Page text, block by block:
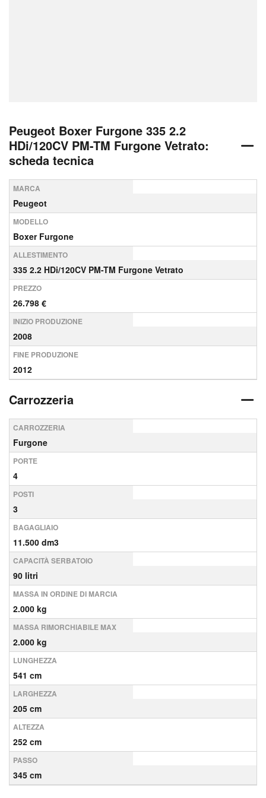
Peugeot Boxer Furgone 335 2.2
HDi/120CV PM-TM Furgone Vetrato:
scheda tecnica
MARCA
Peugeot
MODELLO
Boxer Furgone
ALLESTIMENTO
335 2.2 HDi/120CV PM-TM Furgone Vetrato
PREZZO
26.798 €
INIZIO PRODUZIONE
2008
FINE PRODUZIONE
2012
Carrozzeria
CARROZZERIA
Furgone
PORTE
4
POSTI
3
BAGAGLIAIO
11.500 dm3
CAPACITÀ SERBATOIO
90 litri
MASSA IN ORDINE DI MARCIA
2.000 kg
MASSA RIMORCHIABILE MAX
2.000 kg
LUNGHEZZA
541 cm
LARGHEZZA
205 cm
ALTEZZA
252 cm
PASSO
345 cm